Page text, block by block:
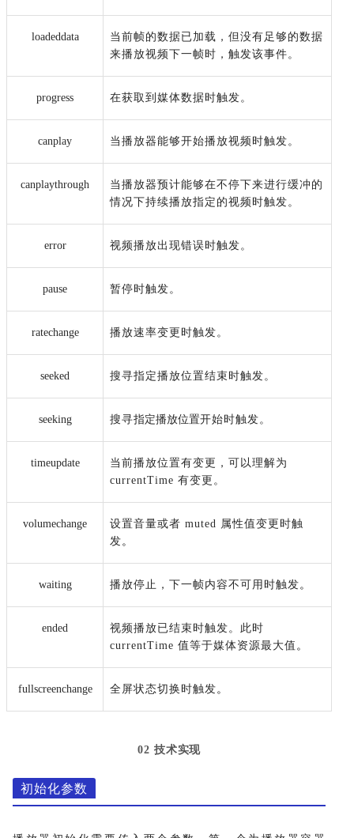
loadeddata
当前帧的数据已加载，但没有足够的数据
来播放视频下一帧时，触发该事件。
progress 在获取到媒体数据时触发。
canplay 当播放器能够开始播放视频时触发。
canplaythrough
当播放器预计能够在不停下来进行缓冲的
情况下持续播放指定的视频时触发。
error 视频播放出现错误时触发。
pause 暂停时触发。
ratechange 播放速率变更时触发。
seeked 搜寻指定播放位置结束时触发。
seeking 搜寻指定播放位置开始时触发。
timeupdate
当前播放位置有变更，可以理解为
currentTime 有变更。
volumechange
设置音量或者 muted 属性值变更时触
发。
waiting 播放停止，下一帧内容不可用时触发。
ended 视频播放已结束时触发。 此时
currentTime 值等于媒体资源最大值 。
fullscreenchange 全屏状态切换时触发。
02 技术实现
初始化参数